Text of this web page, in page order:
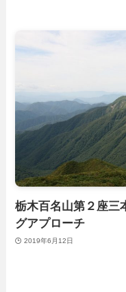
栃木百名山第２座三
グアプローチ
2019年6月12日